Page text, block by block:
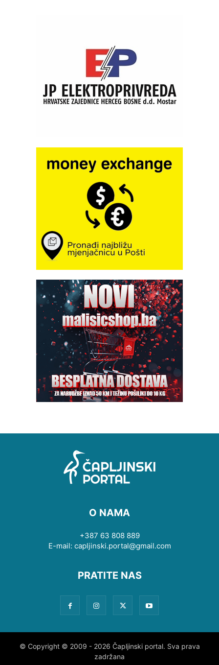
O NAMA
+387 63 808 889
E-mail: capljinski.portal@gmail.com
PRATITE NAS
© Copyright © 2009 - 2026 Čapljinski portal. Sva prava
zadržana